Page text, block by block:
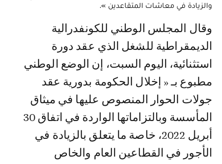
والزيادة في معاشات المتقاعدين ».
وقال المجلس الوطني للكونفدرالية
الديمقراطية للشغل الذي عقد دورة
استثنائية، اليوم السبت، إن الوضع الوطني
مطبوع بـ « إخلال الحكومة بدورية عقد
جولات الحوار المنصوص عليها في ميثاق
المأسسة وبالتزاماتها الواردة في اتفاق 30
أبريل 2022، خاصة ما يتعلق بالزيادة في
الأجور في القطاعين العام والخاص